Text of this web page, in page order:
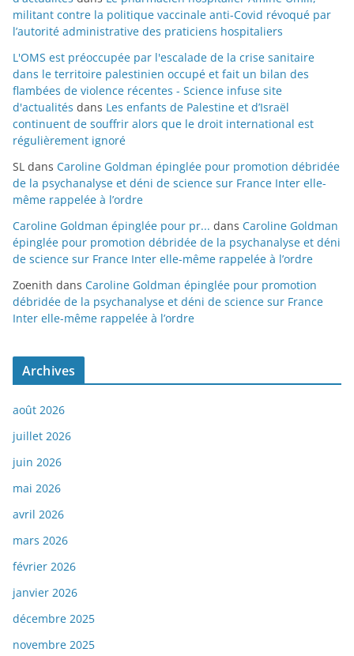
militant contre la politique vaccinale anti-Covid révoqué par
l’autorité administrative des praticiens hospitaliers
L'OMS est préoccupée par l'escalade de la crise sanitaire
dans le territoire palestinien occupé et fait un bilan des
flambées de violence récentes - Science infuse site
d'actualités dans Les enfants de Palestine et d’Israël
continuent de souffrir alors que le droit international est
régulièrement ignoré
SL dans Caroline Goldman épinglée pour promotion débridée
de la psychanalyse et déni de science sur France Inter elle-
même rappelée à l’ordre
Caroline Goldman épinglée pour pr... dans Caroline Goldman
épinglée pour promotion débridée de la psychanalyse et déni
de science sur France Inter elle-même rappelée à l’ordre
Zoenith dans Caroline Goldman épinglée pour promotion
débridée de la psychanalyse et déni de science sur France
Inter elle-même rappelée à l’ordre
Archives
août 2026
juillet 2026
juin 2026
mai 2026
avril 2026
mars 2026
février 2026
janvier 2026
décembre 2025
novembre 2025